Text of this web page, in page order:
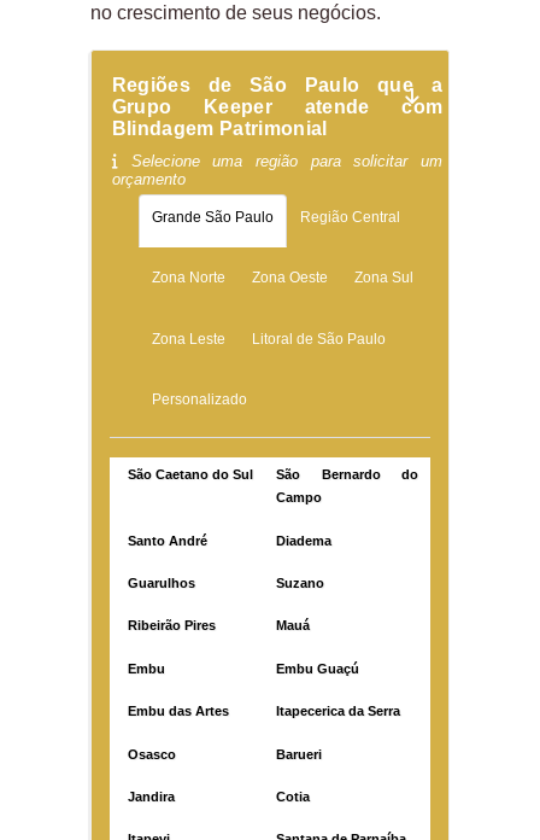
no crescimento de seus negócios.
Regiões de São Paulo que a
Grupo Keeper atende com
Blindagem Patrimonial
Selecione uma região para solicitar um
orçamento
Grande São Paulo Região Central
Zona Norte Zona Oeste Zona Sul
Zona Leste Litoral de São Paulo
Personalizado
São Caetano do Sul
São Bernardo do
Campo
Santo André Diadema
Guarulhos Suzano
Ribeirão Pires Mauá
Embu Embu Guaçú
Embu das Artes Itapecerica da Serra
Osasco Barueri
Jandira Cotia